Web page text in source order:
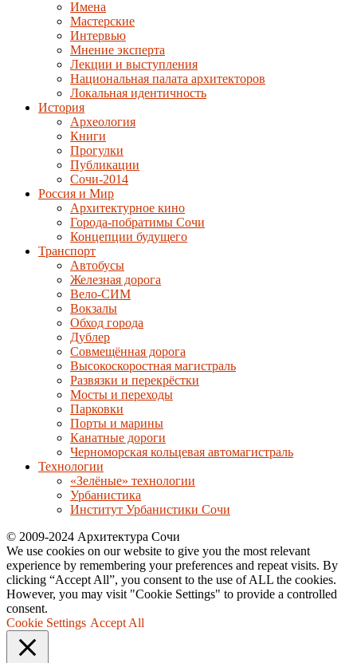
Имена
Мастерские
Интервью
Мнение эксперта
Лекции и выступления
Национальная палата архитекторов
Локальная идентичность
История
Археология
Книги
Прогулки
Публикации
Сочи-2014
Россия и Мир
Архитектурное кино
Города-побратимы Сочи
Концепции будущего
Транспорт
Автобусы
Железная дорога
Вело-СИМ
Вокзалы
Обход города
Дублер
Совмещённая дорога
Высокоскоростная магистраль
Развязки и перекрёстки
Мосты и переходы
Парковки
Порты и марины
Канатные дороги
Черноморская кольцевая автомагистраль
Технологии
«Зелёные» технологии
Урбанистика
Институт Урбанистики Сочи
© 2009-2024 Архитектура Сочи
We use cookies on our website to give you the most relevant
experience by remembering your preferences and repeat visits. By
clicking “Accept All”, you consent to the use of ALL the cookies.
However, you may visit "Cookie Settings" to provide a controlled
consent.
Cookie Settings Accept All